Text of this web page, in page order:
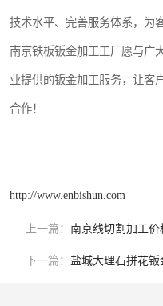
技术水平、完善服务体系，为
南京铁板钣金加工工厂愿与广
业提供的钣金加工服务，让客
合作！
http://www.enbishun.com
上一篇： 南京线切割加工价
下一篇： 盐城大理石拼花钣